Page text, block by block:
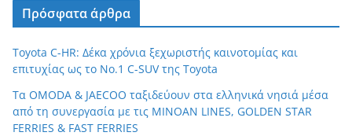
Πρόσφατα άρθρα
Toyota C-HR: Δέκα χρόνια ξεχωριστής καινοτομίας και
επιτυχίας ως το Νο.1 C-SUV της Toyota
Τα OMODA & JAECOO ταξιδεύουν στα ελληνικά νησιά μέσα
από τη συνεργασία με τις MINOAN LINES, GOLDEN STAR
FERRIES & FAST FERRIES